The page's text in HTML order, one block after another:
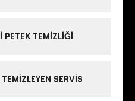
PETEK TEMIZLIĞI
SERVIS